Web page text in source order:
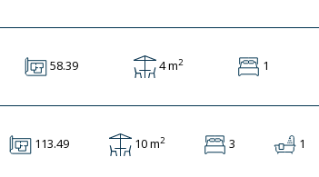
58.39 4 m2 1
113.49 10 m2 3 1